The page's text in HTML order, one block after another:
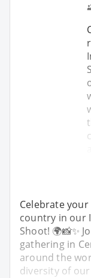
Celebrate
country in our
Shoot! 🌍📸✨
gathering in
around the
diversity of